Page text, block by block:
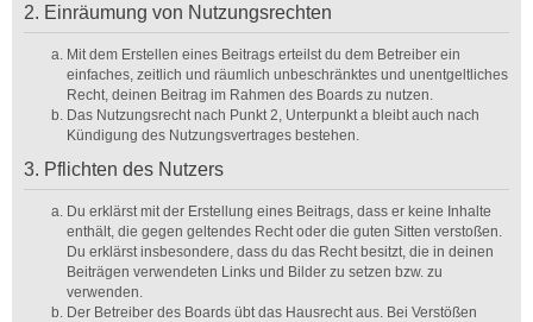
2. Einräumung von Nutzungsrechten
Mit dem Erstellen eines Beitrags erteilst du dem Betreiber ein
einfaches, zeitlich und räumlich unbeschränktes und unentgeltliches
Recht, deinen Beitrag im Rahmen des Boards zu nutzen.
Das Nutzungsrecht nach Punkt 2, Unterpunkt a bleibt auch nach
Kündigung des Nutzungsvertrages bestehen.
3. Pflichten des Nutzers
Du erklärst mit der Erstellung eines Beitrags, dass er keine Inhalte
enthält, die gegen geltendes Recht oder die guten Sitten verstoßen.
Du erklärst insbesondere, dass du das Recht besitzt, die in deinen
Beiträgen verwendeten Links und Bilder zu setzen bzw. zu
verwenden.
Der Betreiber des Boards übt das Hausrecht aus. Bei Verstößen